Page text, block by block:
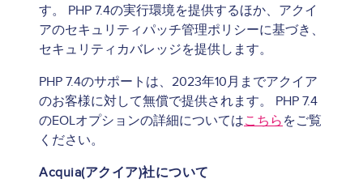
す。 PHP 7.4の実行環境を提供するほか、アクイ
アのセキュリティパッチ管理ポリシーに基づき、
セキュリティカバレッジを提供します。
PHP 7.4のサポートは、2023年10月までアクイア
のお客様に対して無償で提供されます。 PHP 7.4
のEOLオプションの詳細についてはこちら をご覧
ください。
Acquia(アクイア)社について